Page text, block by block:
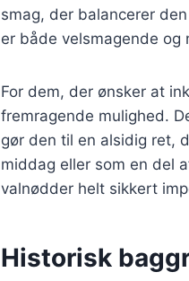
smag, der balancerer
er både velsmagende og
For dem, der ønsker at
fremragende mulighed.
gør den til en alsidig ret,
middag eller som en del
valnødder helt sikkert
Historisk